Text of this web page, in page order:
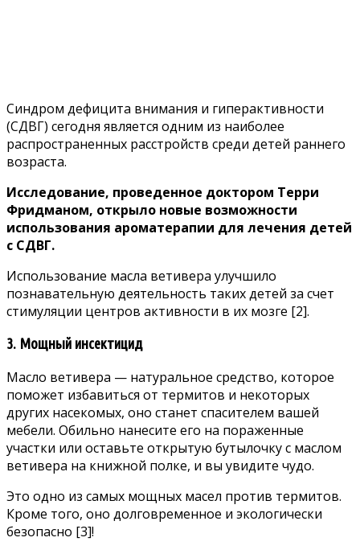
Синдром дефицита внимания и гиперактивности
(СДВГ) сегодня является одним из наиболее
распространенных расстройств среди детей раннего
возраста.
Исследование, проведенное доктором Терри
Фридманом, открыло новые возможности
использования ароматерапии для лечения детей
с СДВГ.
Использование масла ветивера улучшило
познавательную деятельность таких детей за счет
стимуляции центров активности в их мозге [2].
3. Мощный инсектицид
Масло ветивера — натуральное средство, которое
поможет избавиться от термитов и некоторых
других насекомых, оно станет спасителем вашей
мебели. Обильно нанесите его на пораженные
участки или оставьте открытую бутылочку с маслом
ветивера на книжной полке, и вы увидите чудо.
Это одно из самых мощных масел против термитов.
Кроме того, оно долговременное и экологически
безопасно [3]!